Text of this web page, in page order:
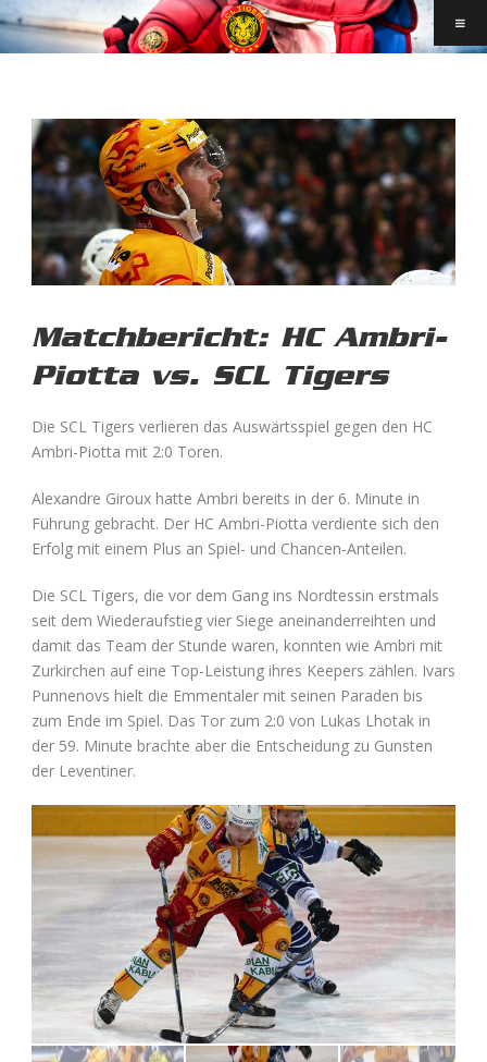
Matchbericht: HC Ambri-
Piotta vs. SCL Tigers
Die SCL Tigers verlieren das Auswärtsspiel gegen den HC
Ambri-Piotta mit 2:0 Toren.
Alexandre Giroux hatte Ambri bereits in der 6. Minute in
Führung gebracht. Der HC Ambri-Piotta verdiente sich den
Erfolg mit einem Plus an Spiel- und Chancen-Anteilen.
Die SCL Tigers, die vor dem Gang ins Nordtessin erstmals
seit dem Wiederaufstieg vier Siege aneinanderreihten und
damit das Team der Stunde waren, konnten wie Ambri mit
Zurkirchen auf eine Top-Leistung ihres Keepers zählen. Ivars
Punnenovs hielt die Emmentaler mit seinen Paraden bis
zum Ende im Spiel. Das Tor zum 2:0 von Lukas Lhotak in
der 59. Minute brachte aber die Entscheidung zu Gunsten
der Leventiner.